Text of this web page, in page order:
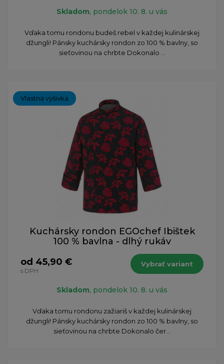
Skladom, pondelok 10. 8. u vás
Vďaka tomu rondonu budeš rebel v každej kulinárskej
džungli! Pánsky kuchársky rondon zo 100 % bavlny, so
sieťovinou na chrbte Dokonalo ...
Vlastná výšivka
Kuchársky rondon EGOchef Ibištek
100 % bavlna - dlhý rukáv
od 45,90 €
s DPH
Vybrať variant
Skladom, pondelok 10. 8. u vás
Vďaka tomu rondonu zažiariš v každej kulinárskej
džungli! Pánsky kuchársky rondon zo 100 % bavlny, so
sieťovinou na chrbte Dokonalo čer...